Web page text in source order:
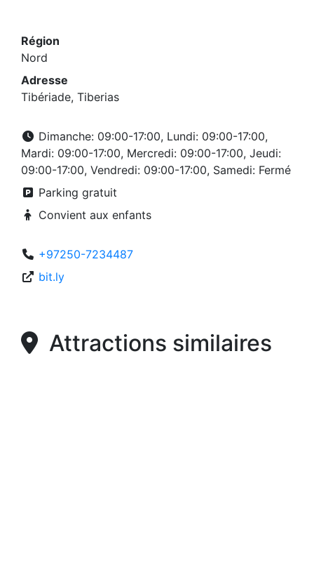
Région
Nord
Adresse
Tibériade, Tiberias
Dimanche: 09:00-17:00, Lundi: 09:00-17:00,
Mardi: 09:00-17:00, Mercredi: 09:00-17:00, Jeudi:
09:00-17:00, Vendredi: 09:00-17:00, Samedi: Fermé
Parking gratuit
Convient aux enfants
+97250-7234487
bit.ly
Attractions similaires